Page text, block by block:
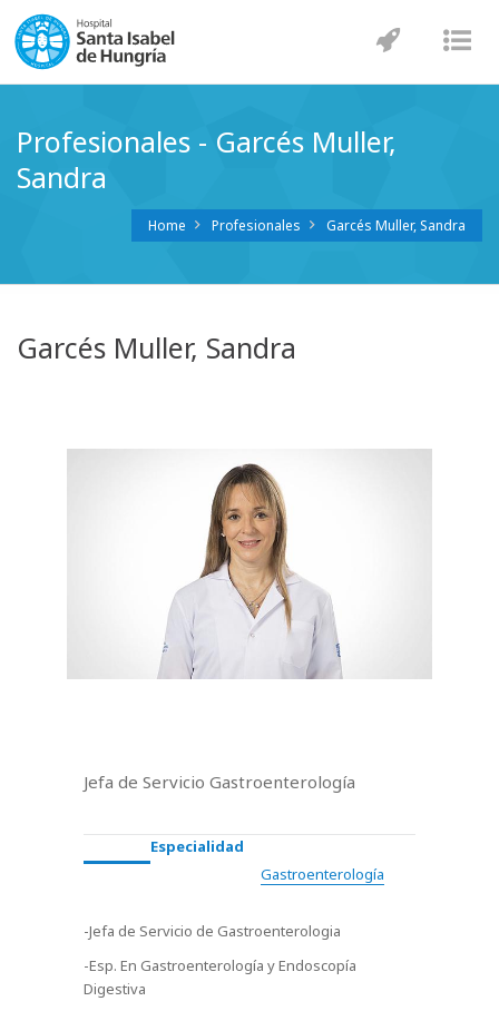
Profesionales - Garcés Muller,
Sandra
Home Profesionales Garcés Muller, Sandra
Garcés Muller, Sandra
Jefa de Servicio Gastroenterología
Especialidad
Gastroenterología
-Jefa de Servicio de Gastroenterologia
-Esp. En Gastroenterología y Endoscopía
Digestiva